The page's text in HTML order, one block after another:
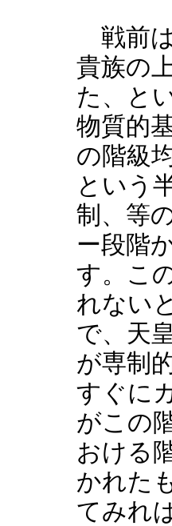
戦前
貴族の
た、と
物質的
の階級
という
制、等
ー段階
す。こ
れない
で、天
が専制
すぐに
がこの
おける
かれた
てみれ